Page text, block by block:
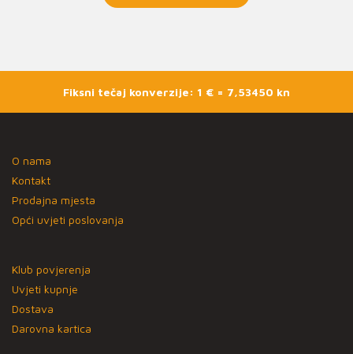
Fiksni tečaj konverzije: 1 € = 7,53450 kn
O nama
Kontakt
Prodajna mjesta
Opći uvjeti poslovanja
Klub povjerenja
Uvjeti kupnje
Dostava
Darovna kartica